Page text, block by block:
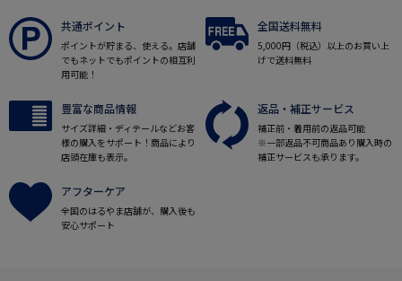
共通ポイント
ポイントが貯まる、使える。店舗
でもネットでもポイントの相互利
用可能！
全国送料無料
5,000円（税込）以上のお買い上
げで送料無料
豊富な商品情報
サイズ詳細・ディテールなどお客
様の購入をサポート！商品により
店頭在庫も表示。
返品・補正サービス
補正前・着用前の返品可能
※一部返品不可商品あり購入時の
補正サービスも承ります。
アフターケア
全国のはるやま店舗が、購入後も
安心サポート